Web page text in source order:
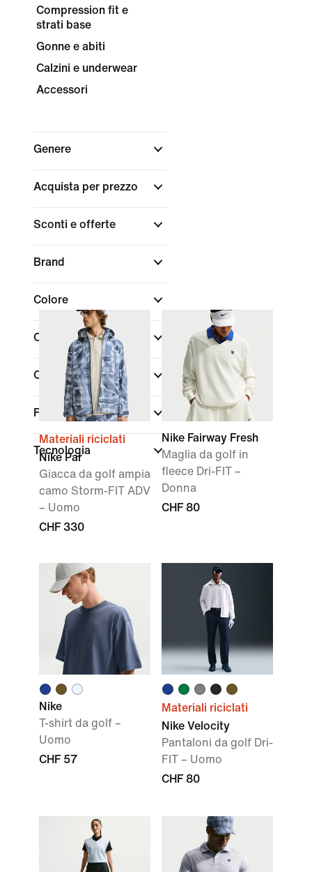
Compression fit e
strati base
Gonne e abiti
Calzini e underwear
Accessori
Genere
Acquista per prezzo
Sconti e offerte
Brand
Colore
Collezioni
Caratteristiche
Fit
Tecnologia
Materiali riciclati
Nike Par
Giacca da golf ampia
camo Storm-FIT ADV
– Uomo
CHF 330
Nike Fairway Fresh
Maglia da golf in
fleece Dri-FIT –
Donna
CHF 80
Nike
T-shirt da golf –
Uomo
CHF 57
Materiali riciclati
Nike Velocity
Pantaloni da golf Dri-
FIT – Uomo
CHF 80